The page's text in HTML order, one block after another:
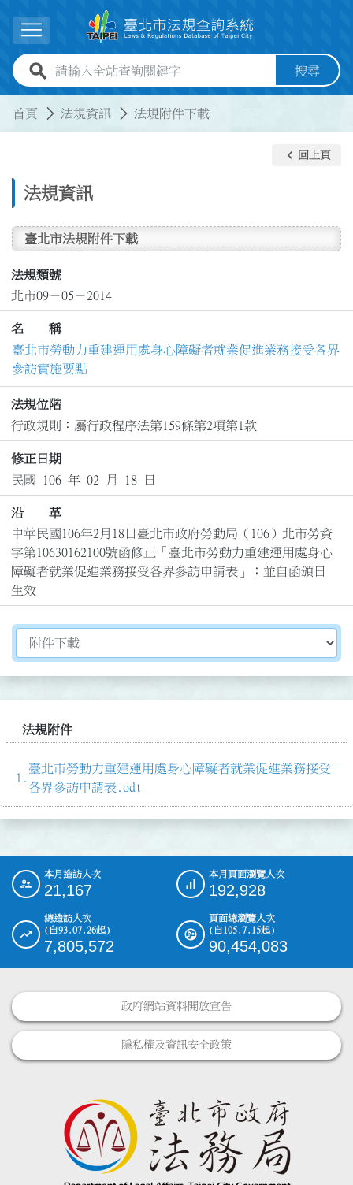
展開選單
全站查詢關鍵字欄位 搜尋
首頁 法規資訊 法規附件下載
法規資訊
keyboard_arrow_left 回上頁
臺北市法規附件下載
法規類號
北市09－05－2014
名 稱
臺北市勞動力重建運用處身心障礙者就業促進業務接受各界
參訪實施要點
法規位階
行政規則：屬行政程序法第159條第2項第1款
修正日期
民國 106 年 02 月 18 日
沿 革
中華民國106年2月18日臺北市政府勞動局（106）北市勞資
字第10630162100號函修正「臺北市勞動力重建運用處身心
障礙者就業促進業務接受各界參訪申請表」；並自函頒日
生效
切換選擇法規資訊內容
法規附件
臺北市勞動力重建運用處身心障礙者就業促進業務接受
各界參訪申請表.odt
::: 本月造訪人次
21,167
本月頁面瀏覽人次
192,928
總造訪人次
(自93.07.26起)
7,805,572
頁面總瀏覽人次
(自105.7.15起)
90,454,083
政府網站資料開放宣告
隱私權及資訊安全政策